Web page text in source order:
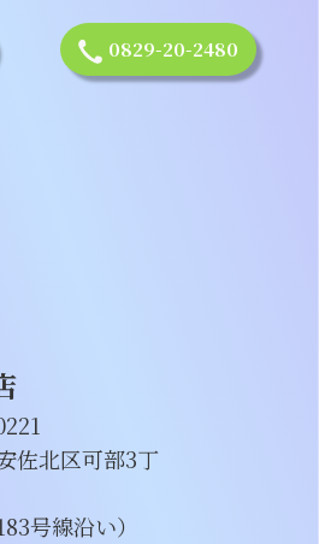
0829-20-2480
佐北区可部3丁
号線沿い）